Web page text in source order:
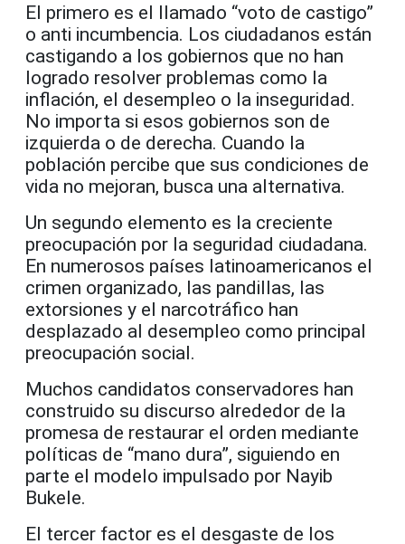
El primero es el llamado “voto de castigo”
o anti incumbencia. Los ciudadanos están
castigando a los gobiernos que no han
logrado resolver problemas como la
inflación, el desempleo o la inseguridad.
No importa si esos gobiernos son de
izquierda o de derecha. Cuando la
población percibe que sus condiciones de
vida no mejoran, busca una alternativa.
Un segundo elemento es la creciente
preocupación por la seguridad ciudadana.
En numerosos países latinoamericanos el
crimen organizado, las pandillas, las
extorsiones y el narcotráfico han
desplazado al desempleo como principal
preocupación social.
Muchos candidatos conservadores han
construido su discurso alrededor de la
promesa de restaurar el orden mediante
políticas de “mano dura”, siguiendo en
parte el modelo impulsado por Nayib
Bukele.
El tercer factor es el desgaste de los